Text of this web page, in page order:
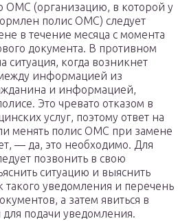
ОМС (организацию, в которой у
полис ОМС) следует
в течение месяца с момента
документа. В противном
ситуация, когда возникнет
информацией из
и информацией,
Это чревато отказом в
услуг, поэтому ответ на
менять полис ОМС при замене
— да, это необходимо. Для
позвонить в свою
ситуацию и выяснить
такого уведомления и перечень
а затем явиться в
подачи уведомления.